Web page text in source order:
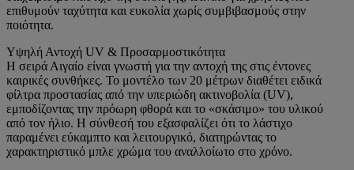
επιθυμούν ταχύτητα και ευκολία χωρίς συμβιβασμούς στην
ποιότητα.
Υψηλή Αντοχή UV & Προσαρμοστικότητα
Η σειρά Αιγαίο είναι γνωστή για την αντοχή της στις έντονες
καιρικές συνθήκες. Το μοντέλο των 20 μέτρων διαθέτει ειδικά
φίλτρα προστασίας από την υπεριώδη ακτινοβολία (UV),
εμποδίζοντας την πρόωρη φθορά και το «σκάσιμο» του υλικού
από τον ήλιο. Η σύνθεσή του εξασφαλίζει ότι το λάστιχο
παραμένει εύκαμπτο και λειτουργικό, διατηρώντας το
χαρακτηριστικό μπλε χρώμα του αναλλοίωτο στο χρόνο.